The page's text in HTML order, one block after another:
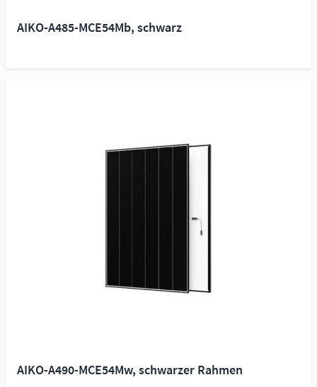
AIKO-A485-MCE54Mb, schwarz
AIKO-A490-MCE54Mw, schwarzer Rahmen